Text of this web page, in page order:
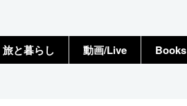
旅と暮らし 動画/Live Books